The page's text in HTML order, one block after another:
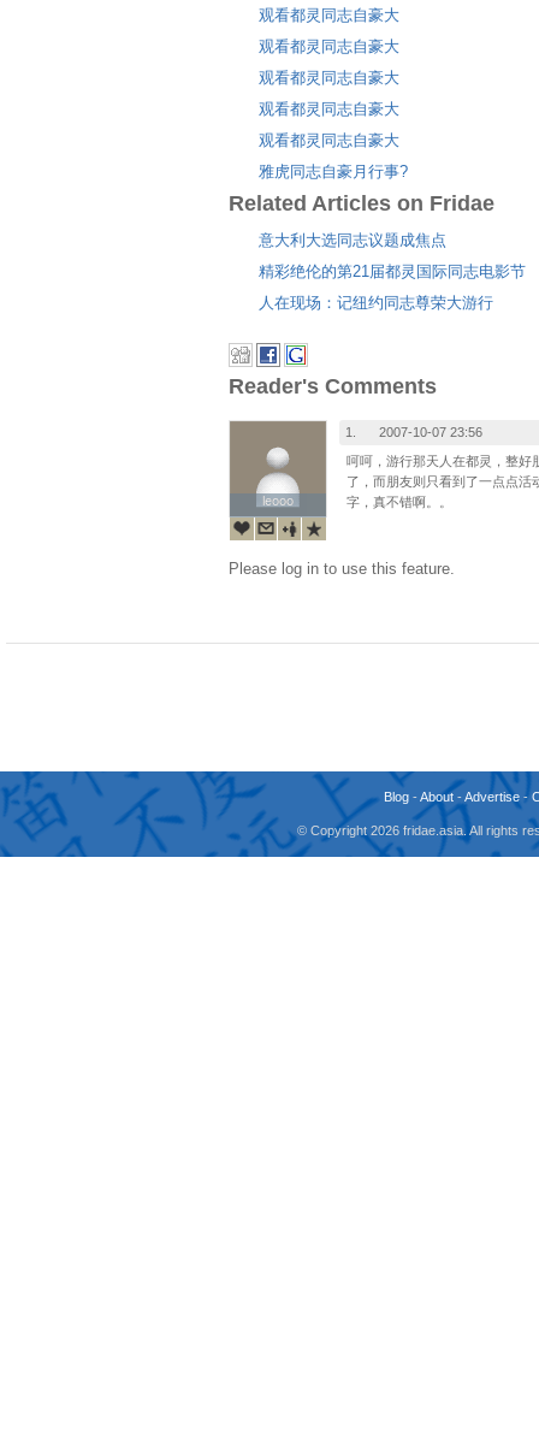
观看都灵同志自豪大
观看都灵同志自豪大
观看都灵同志自豪大
观看都灵同志自豪大
观看都灵同志自豪大
雅虎同志自豪月行事?
Related Articles on Fridae
意大利大选同志议题成焦点
精彩绝伦的第21届都灵国际同志电影节
人在现场：记纽约同志尊荣大游行
Reader's Comments
leooo
leooo
1.
2007-10-07 23:56
呵呵，游行那天人在都灵，整好
了，而朋友则只看到了一点点活
字，真不错啊。。
Please log in to use this feature.
Blog -About -Advertise -
© Copyright 2026 fridae.asia. All rights